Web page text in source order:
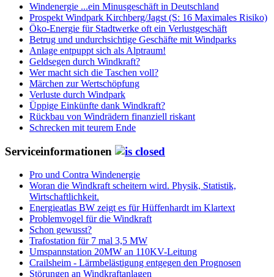
Windenergie ...ein Minusgeschäft in Deutschland
Prospekt Windpark Kirchberg/Jagst (S: 16 Maximales Risiko)
Öko-Energie für Stadtwerke oft ein Verlustgeschäft
Betrug und undurchsichtige Geschäfte mit Windparks
Anlage entpuppt sich als Alptraum!
Geldsegen durch Windkraft?
Wer macht sich die Taschen voll?
Märchen zur Wertschöpfung
Verluste durch Windpark
Üppige Einkünfte dank Windkraft?
Rückbau von Windrädern finanziell riskant
Schrecken mit teurem Ende
Serviceinformationen
Pro und Contra Windenergie
Woran die Windkraft scheitern wird. Physik, Statistik,
Wirtschaftlichkeit.
Energieatlas BW zeigt es für Hüffenhardt im Klartext
Problemvogel für die Windkraft
Schon gewusst?
Trafostation für 7 mal 3,5 MW
Umspannstation 20MW an 110KV-Leitung
Crailsheim - Lärmbelästigung entgegen den Prognosen
Störungen an Windkraftanlagen